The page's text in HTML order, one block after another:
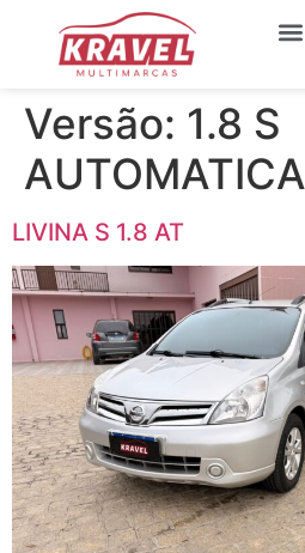
Versão: 1.8 S
AUTOMATICA
LIVINA S 1.8 AT